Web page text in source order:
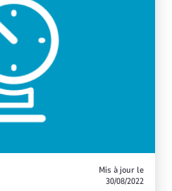
Mis à jour le
30/08/2022